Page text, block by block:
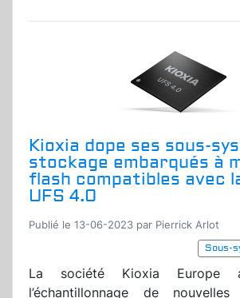
Kioxia dope ses sous-
stockage embarqués à
flash compatibles avec
UFS 4.0
Publié le 13-06-2023 par Pierrick Arlot
Sous-
La société Kioxia Europe
l’échantillonnage de